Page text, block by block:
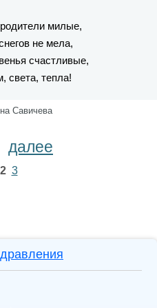
милые,
не мела,
счастливые,
света, тепла!
Савичева
далее
2 3